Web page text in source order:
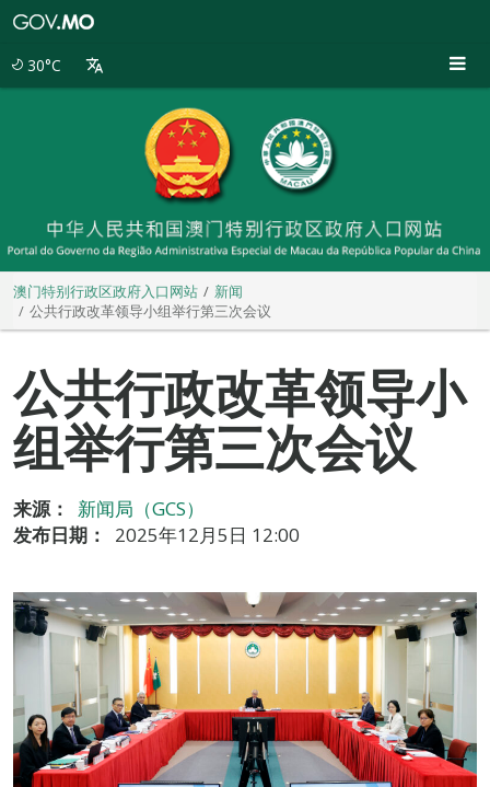
30°C
澳门特别行政区政府入口网站
新闻
公共行政改革领导小组举行第三次会议
公共行政改革领导小
组举行第三次会议
来源：
新闻局（GCS）
发布日期：
2025年12月5日 12:00